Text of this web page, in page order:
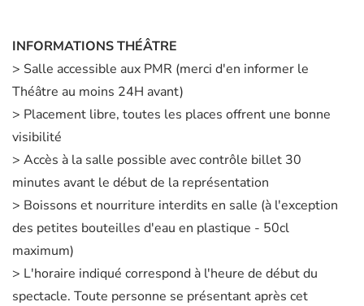
INFORMATIONS THÉÂTRE
> Salle accessible aux PMR (merci d'en informer le
Théâtre au moins 24H avant)
> Placement libre, toutes les places offrent une bonne
visibilité
> Accès à la salle possible avec contrôle billet 30
minutes avant le début de la représentation
> Boissons et nourriture interdits en salle (à l'exception
des petites bouteilles d'eau en plastique - 50cl
maximum)
> L'horaire indiqué correspond à l'heure de début du
spectacle. Toute personne se présentant après cet